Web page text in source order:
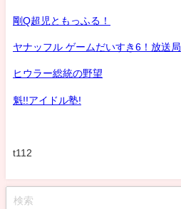
剛Q超児ともっふる！
ヤナッフル ゲームだいすき6！放送局
ヒウラー総統の野望
魁!!アイドル塾!
t112